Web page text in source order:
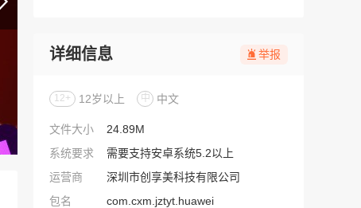
详细信息 举报
12+ 12岁以上 中 中文
文件大小
24.89M
系统要求
需要支持安卓系统5.2以上
运营商
深圳市创享美科技有限公司
包名
com.cxm.jztyt.huawei